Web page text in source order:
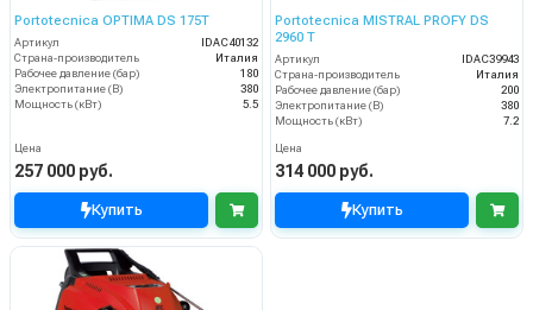
Portotecnica OPTIMA DS 175T
Артикул
IDAC40132
Страна-производитель
Италия
Рабочее давление (бар)
180
Электропитание (В)
380
Мощность (кВт)
5.5
Цена
257 000 руб.
Купить
Portotecnica MISTRAL PROFY DS
2960 T
Артикул
IDAC39943
Страна-производитель
Италия
Рабочее давление (бар)
200
Электропитание (В)
380
Мощность (кВт)
7.2
Цена
314 000 руб.
Купить